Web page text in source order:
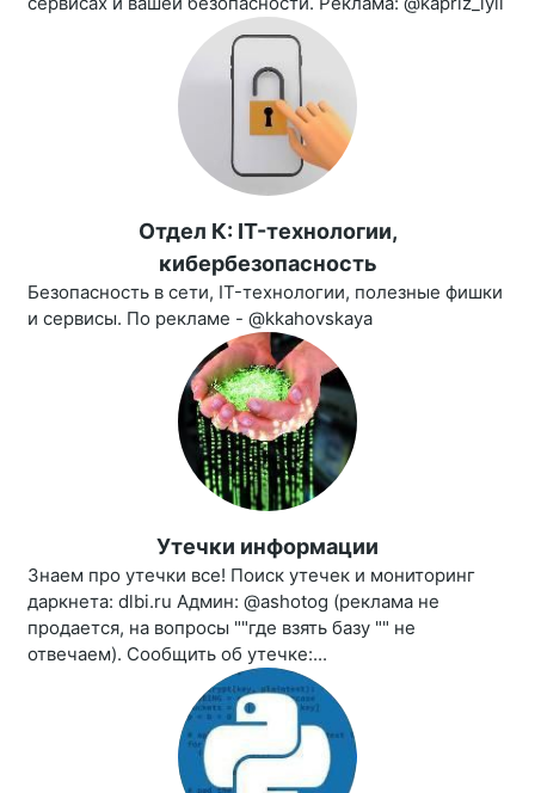
Отдел К: IT-технологии,
кибербезопасность
Безопасность в сети, IT-технологии, полезные фишки
и сервисы. По рекламе - @kkahovskaya
Утечки информации
Знаем про утечки все! Поиск утечек и мониторинг
даркнета: dlbi.ru Админ: @ashotog (реклама не
продается, на вопросы ""где взять базу "" не
отвечаем). Сообщить об утечке:...